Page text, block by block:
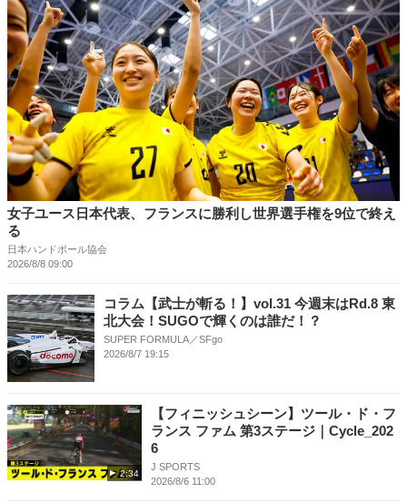
女子ユース日本代表、フランスに勝利し世界選手権を9位で終え
る
日本ハンドボール協会
2026/8/8 09:00
コラム【武士が斬る！】vol.31 今週末はRd.8 東
北⼤会！SUGOで輝くのは誰だ！？
SUPER FORMULA／SFgo
2026/8/7 19:15
2:34
【フィニッシュシーン】ツール・ド・フ
ランス ファム 第3ステージ｜Cycle_202
6
J SPORTS
2026/8/6 11:00